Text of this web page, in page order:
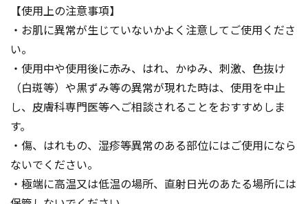
【使用上の注意事項】
・お肌に異常が生じていないかよく注意してご使用くださ
い。
・使用中や使用後に赤み、はれ、かゆみ、刺激、色抜け
（白斑等）や黒ずみ等の異常が現れた時は、使用を中止
し、皮膚科専門医等へご相談されることをおすすめしま
す。
・傷、はれもの、湿疹等異常のある部位にはご使用になら
ないでください。
・極端に高温又は低温の場所、直射日光のあたる場所には